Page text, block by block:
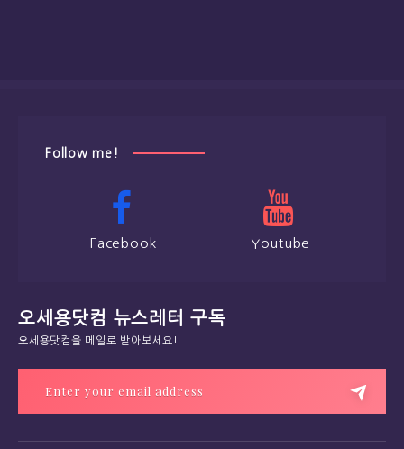
Follow me!
Facebook Youtube
오세용닷컴 뉴스레터 구독
오세용닷컴을 메일로 받아보세요!